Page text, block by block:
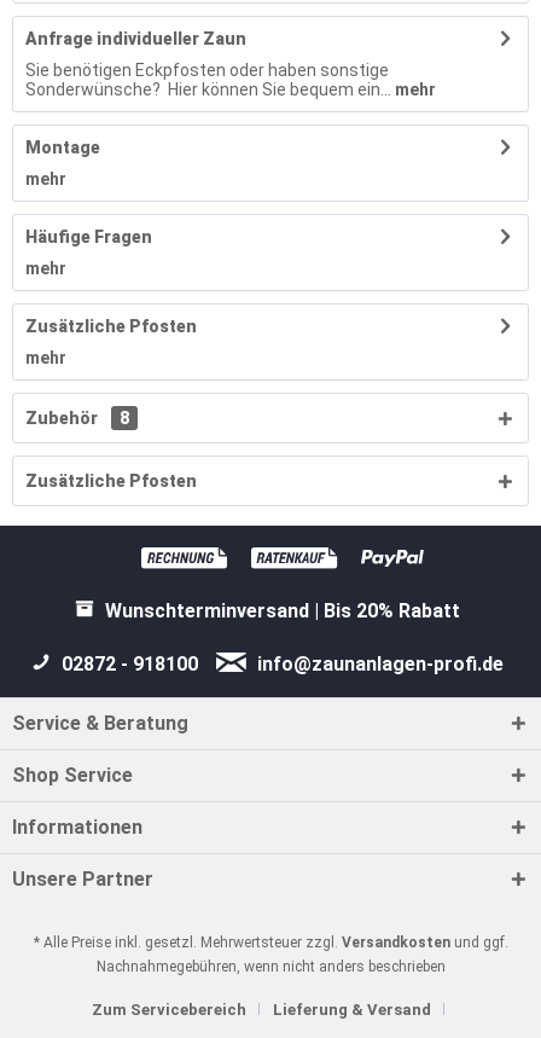
Anfrage individueller Zaun
Sie benötigen Eckpfosten oder haben sonstige
Sonderwünsche? Hier können Sie bequem ein...
mehr
Montage
mehr
Häufige Fragen
mehr
Zusätzliche Pfosten
mehr
Zubehör 8
Zusätzliche Pfosten
Wunschterminversand | Bis 20% Rabatt
02872 - 918100 info@zaunanlagen-profi.de
Service & Beratung
Shop Service
Informationen
Unsere Partner
* Alle Preise inkl. gesetzl. Mehrwertsteuer zzgl. Versandkostenund ggf.
Nachnahmegebühren, wenn nicht anders beschrieben
Zum Servicebereich Lieferung & Versand